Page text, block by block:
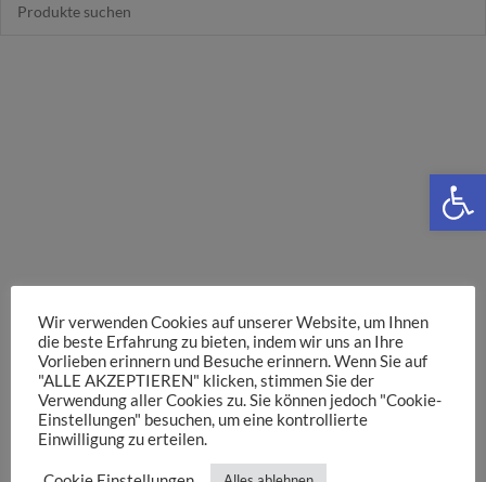
Wir verwenden Cookies auf unserer Website, um Ihnen
die beste Erfahrung zu bieten, indem wir uns an Ihre
Vorlieben erinnern und Besuche erinnern. Wenn Sie auf
"ALLE AKZEPTIEREN" klicken, stimmen Sie der
Verwendung aller Cookies zu. Sie können jedoch "Cookie-
Einstellungen" besuchen, um eine kontrollierte
Einwilligung zu erteilen.